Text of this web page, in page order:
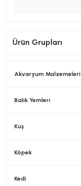
Ürün Grupları
Akvaryum Malzemeleri
Balık Yemleri
Kuş
Köpek
Kedi